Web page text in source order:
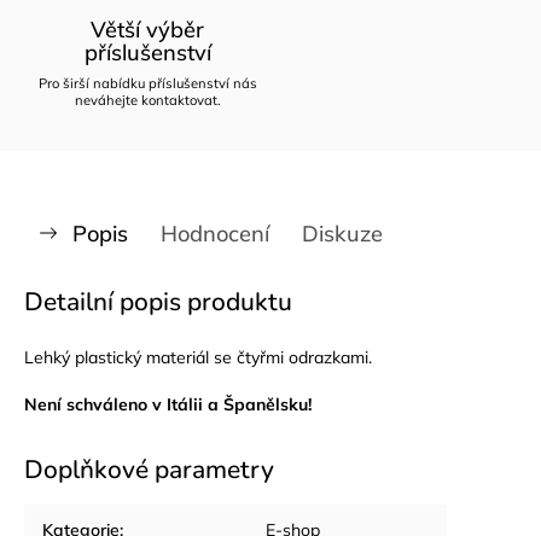
Větší výběr
příslušenství
Pro širší nabídku příslušenství nás
neváhejte kontaktovat.
Popis Hodnocení Diskuze
Detailní popis produktu
Lehký plastický materiál se čtyřmi odrazkami.
Není schváleno v Itálii a Španělsku!
Doplňkové parametry
Kategorie: E-shop